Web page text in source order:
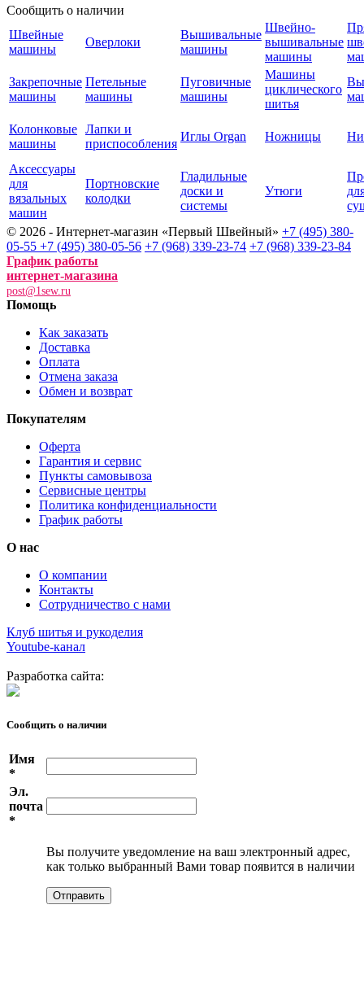
Сообщить о наличии
Швейные
машины
Оверлоки
Вышивальные
машины
Швейно-
вышивальные
машины
Закрепочные
машины
Петельные
машины
Пуговичные
машины
Машины
циклического
шитья
Колонковые
машины
Лапки и
приспособления
Иглы Organ Ножницы
Аксессуары
для
вязальных
машин
Портновские
колодки
Гладильные
доски и
системы
Утюги
© 2026 - Интернет-магазин «Первый Швейный» +7 (495) 380-
05-55 +7 (495) 380-05-56 +7 (968) 339-23-74 +7 (968) 339-23-84
График работы
интернет-магазина
post@1sew.ru
Помощь
Как заказать
Доставка
Оплата
Отмена заказа
Обмен и возврат
Покупателям
Оферта
Гарантия и сервис
Пункты самовывоза
Сервисные центры
Политика конфиденциальности
График работы
О нас
О компании
Контакты
Сотрудничество с нами
Клуб шитья и рукоделия
Youtube-канал
Разработка сайта:
Сообщить о наличии
Имя
*
Эл.
почта
*
Вы получите уведомление на ваш электронный адрес,
как только выбранный Вами товар появится в наличии